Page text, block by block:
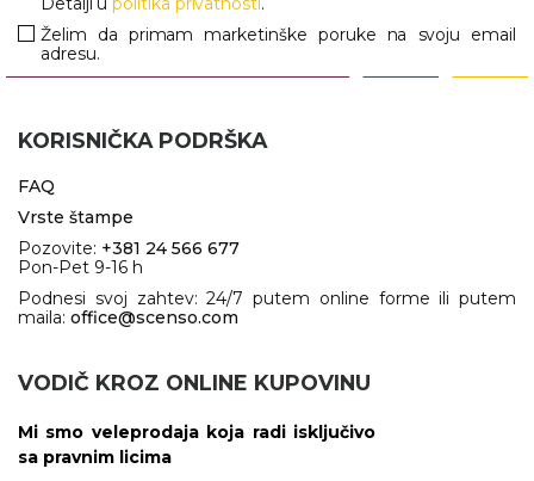
Želim da primam marketinške poruke na svoju email
adresu.
KORISNIČKA PODRŠKA
FAQ
Vrste štampe
Pozovite: +381 24 566 677
Pon-Pet 9-16 h
Podnesi svoj zahtev: 24/7 putem online forme ili putem
maila: office@scenso.com
VODIČ KROZ ONLINE KUPOVINU
Mi smo veleprodaja koja radi isključivo
sa pravnim licima